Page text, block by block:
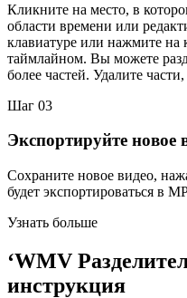
Кликните на место, в
области времени или
клавиатуре или нажмите на
таймлайном. Вы можете
более частей. Удалите
Шаг 03
Экспортируйте новое
Сохраните новое видео,
будет экспортироваться в
Узнать больше
‘WMV
инструкция